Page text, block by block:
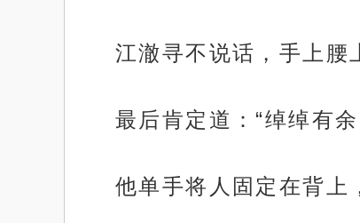
江澈寻不说话，手上腰
最后肯定道：“绰绰有余
他单手将人固定在背上